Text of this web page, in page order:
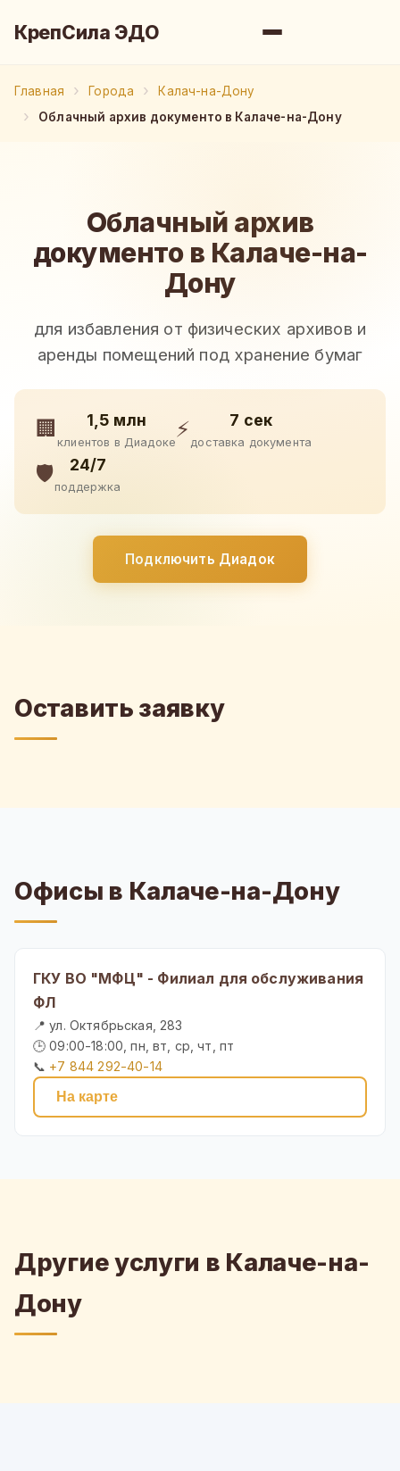
КрепСила ЭДО
Главная Города
Калач-на-Дону
Облачный архив документо в Калаче-на-Дону
Облачный архив
документо в Калаче-на-
Дону
для избавления от физических архивов и
аренды помещений под хранение бумаг
🏢 1,5 млн
клиентов в Диадоке
⚡ 7 сек
доставка документа
🛡️ 24/7
поддержка
Подключить Диадок
Оставить заявку
Офисы в Калаче-на-Дону
ГКУ ВО "МФЦ" - Филиал для обслуживания
ФЛ
📍 ул. Октябрьская, 283
🕒 09:00-18:00, пн, вт, ср, чт, пт
📞 +7 844 292-40-14
На карте
Другие услуги в Калаче-на-
Дону